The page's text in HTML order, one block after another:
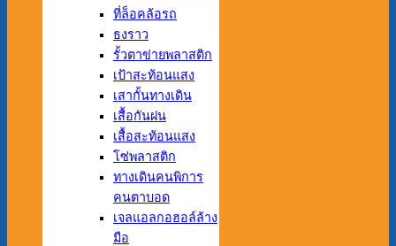
ที่ล็อคล้อรถ
ธงราว
รั้วตาข่ายพลาสติก
เป้าสะท้อนแสง
เสากั้นทางเดิน
เสื้อกันฝน
เสื้อสะท้อนแสง
โซ่พลาสติก
ทางเดินคนพิการ
คนตาบอด
เจลแอลกอฮอล์ล้าง
มือ